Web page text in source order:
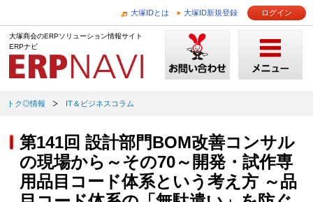
大塚IDとは 大塚ID新規登録 ログイン
大塚商会のERPソリューション情報サイト
ERPナビ
トク◎情報 IT＆ビジネスコラム
第141回 設計部門BOM改善コンサル
の現場から～その70～開発・試作専
用品目コード体系という考え方 ～品